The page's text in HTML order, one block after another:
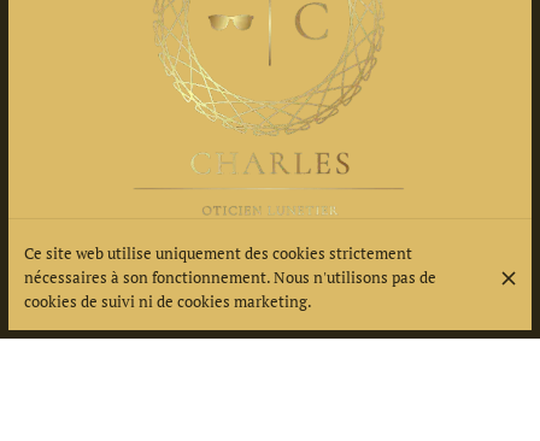
Rue Moi Laminaire, Fort-de-France 97200
+596 696 27 60 00
Ce site web utilise uniquement des cookies strictement
nécessaires à son fonctionnement. Nous n'utilisons pas de
cookies de suivi ni de cookies marketing.